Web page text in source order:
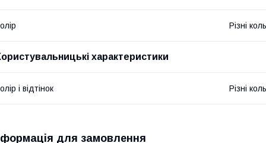
Різні
характеристики
і відтінок Різні
для замовлення